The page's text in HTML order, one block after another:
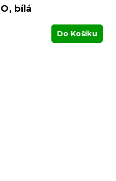
bílá
Do Košíku